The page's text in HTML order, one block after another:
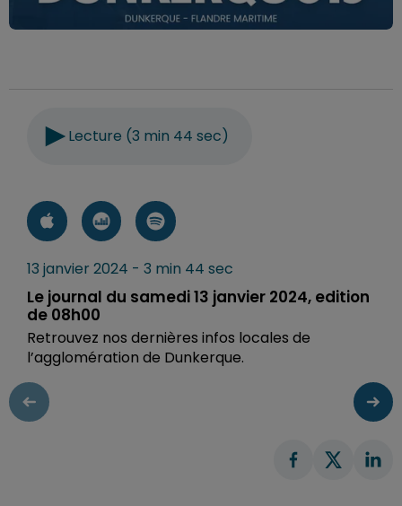
Lecture (3 min 44 sec)
13 janvier 2024 - 3 min 44 sec
Le journal du samedi 13 janvier 2024, edition
de 08h00
Retrouvez nos dernières infos locales de
l’agglomération de Dunkerque.